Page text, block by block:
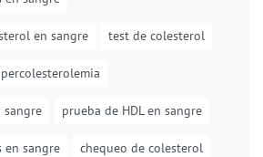
en sangre test de colesterol
sangre prueba de HDL en sangre
en sangre chequeo de colesterol